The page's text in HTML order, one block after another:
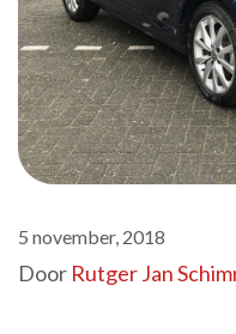
5 november, 2018
Door Rutger Jan